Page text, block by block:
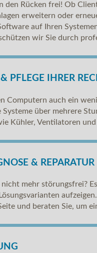
den Rücken frei! Ob
erweitern oder
auf Ihren
wir Sie durch
PFLEGE IHRER
Computern auch ein
Systeme über mehrere
Kühler, Ventilatoren
& REPARATUR
nicht mehr störungsfrei?
und beraten Sie, um